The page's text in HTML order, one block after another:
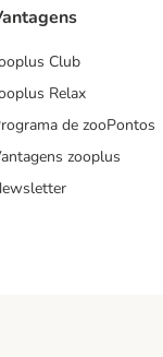
Club
Relax
de zooPontos
zooplus